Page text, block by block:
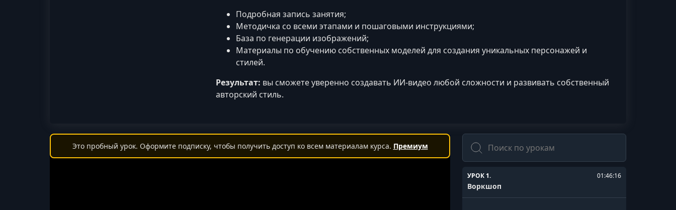
Подробная запись занятия;
Методичка со всеми этапами и пошаговыми инструкциями;
База по генерации изображений;
Материалы по обучению собственных моделей для создания уникальных персонажей и
стилей.
Результат: вы сможете уверенно создавать ИИ-видео любой сложности и развивать собственный
авторский стиль.
Это пробный урок. Оформите подписку, чтобы получить доступ ко всем материалам курса. Премиум
Поиск
УРОК 1. 01:46:16
Воркшоп